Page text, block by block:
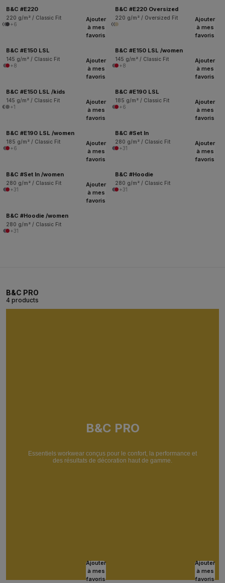
B&C #E220
220 g/m² / Classic Fit
+6
B&C #E220 Oversized
220 g/m² / Oversized Fit
Ajouter
à mes
favoris
B&C #E150 LSL
145 g/m² / Classic Fit
+8
Ajouter
à mes
favoris
B&C #E150 LSL /women
145 g/m² / Classic Fit
+8
Ajouter
à mes
favoris
B&C #E150 LSL /kids
145 g/m² / Classic Fit
+1
Ajouter
à mes
favoris
B&C #E190 LSL
185 g/m² / Classic Fit
+6
Ajouter
à mes
favoris
B&C #E190 LSL /women
185 g/m² / Classic Fit
+6
Ajouter
à mes
favoris
B&C #Set In
280 g/m² / Classic Fit
+31
Ajouter
à mes
favoris
B&C #Set In /women
280 g/m² / Classic Fit
+31
Ajouter
à mes
favoris
B&C #Hoodie
280 g/m² / Classic Fit
+31
Ajouter
à mes
favoris
B&C #Hoodie /women
280 g/m² / Classic Fit
+31
B&C PRO
4 products
B&C PRO
Essentiels workwear conçus pour le confort, la performance et
des résultats de décoration haut de gamme.
Ajouter
à mes
favoris
Ajouter
à mes
favoris